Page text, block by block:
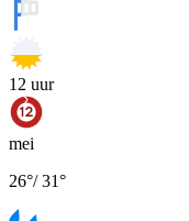
12 uur
mei
26°/31°